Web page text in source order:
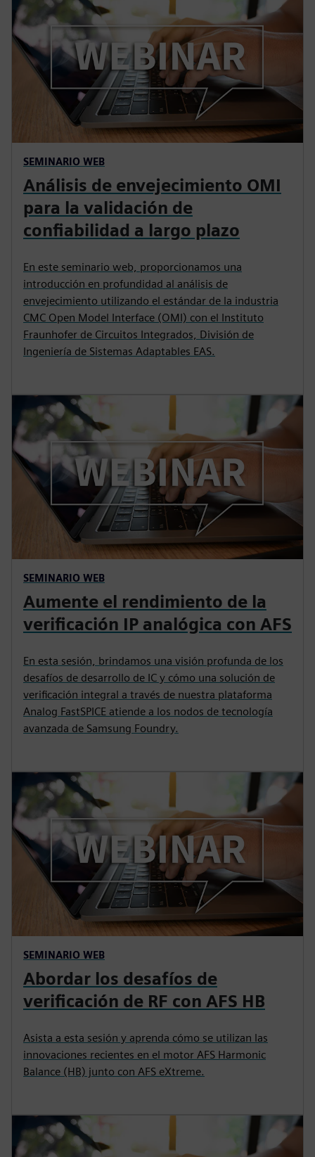
SEMINARIO WEB
Análisis de envejecimiento OMI
para la validación de
confiabilidad a largo plazo
En este seminario web, proporcionamos una
introducción en profundidad al análisis de
envejecimiento utilizando el estándar de la industria
CMC Open Model Interface (OMI) con el Instituto
Fraunhofer de Circuitos Integrados, División de
Ingeniería de Sistemas Adaptables EAS.
SEMINARIO WEB
Aumente el rendimiento de la
verificación IP analógica con AFS
En esta sesión, brindamos una visión profunda de los
desafíos de desarrollo de IC y cómo una solución de
verificación integral a través de nuestra plataforma
Analog FastSPICE atiende a los nodos de tecnología
avanzada de Samsung Foundry.
SEMINARIO WEB
Abordar los desafíos de
verificación de RF con AFS HB
Asista a esta sesión y aprenda cómo se utilizan las
innovaciones recientes en el motor AFS Harmonic
Balance (HB) junto con AFS eXtreme.